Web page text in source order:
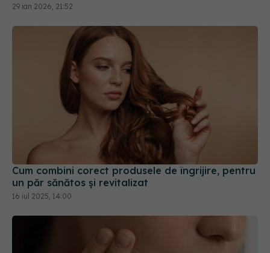
29 ian 2026, 21:52
Cum combini corect produsele de îngrijire, pentru
un păr sănătos și revitalizat
16 iul 2025, 14:00